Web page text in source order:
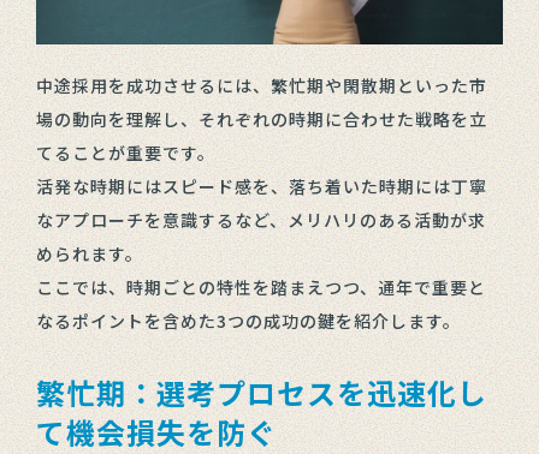
中途採用を成功させるには、繁忙期や閑散期といった市
場の動向を理解し、それぞれの時期に合わせた戦略を立
てることが重要です。
活発な時期にはスピード感を、落ち着いた時期には丁寧
なアプローチを意識するなど、メリハリのある活動が求
められます。
ここでは、時期ごとの特性を踏まえつつ、通年で重要と
なるポイントを含めた3つの成功の鍵を紹介します。
繁忙期：選考プロセスを迅速化し
て機会損失を防ぐ